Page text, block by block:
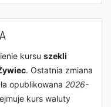
kursu szekli
. Ostatnia zmiana
opublikowana 2026-
kurs waluty